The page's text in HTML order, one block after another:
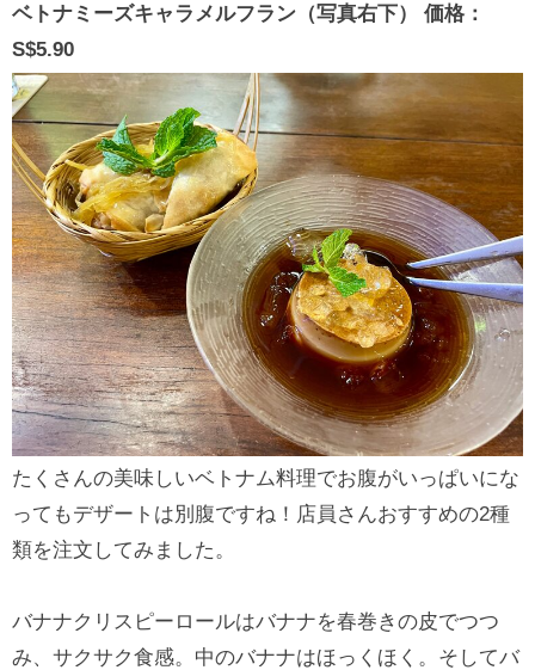
ベトナミーズキャラメルフラン（写真右下） 価格：
S$5.90
たくさんの美味しいベトナム料理でお腹がいっぱいにな
ってもデザートは別腹ですね！店員さんおすすめの2種
類を注文してみました。
バナナクリスピーロールはバナナを春巻きの皮でつつ
み、サクサク食感。中のバナナはほっくほく。そしてバ